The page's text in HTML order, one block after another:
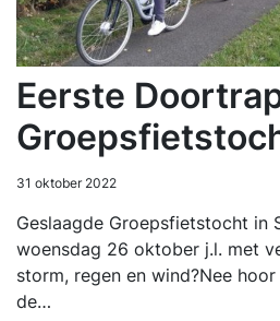
Eerste
31 oktober 2022
Geslaagde Groepsfietstocht in
woensdag 26 oktober j.l. met
storm, regen en wind?Nee
de…